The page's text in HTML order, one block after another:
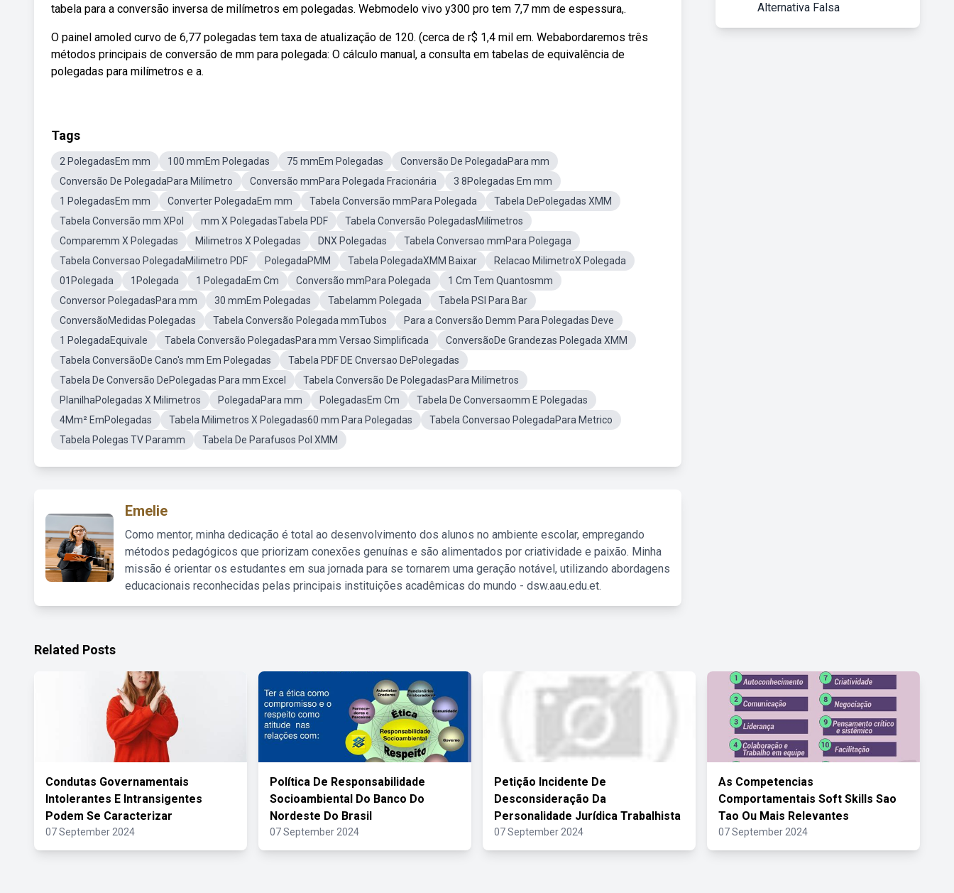
tabela para a conversão inversa de milímetros em polegadas. Webmodelo vivo y300 pro tem 7,7 mm de espessura,.
O painel amoled curvo de 6,77 polegadas tem taxa de atualização de 120. (cerca de r$ 1,4 mil em. Webabordaremos três
métodos principais de conversão de mm para polegada: O cálculo manual, a consulta em tabelas de equivalência de
polegadas para milímetros e a.
Tags
2 PolegadasEm mm 100 mmEm Polegadas 75 mmEm Polegadas
Conversão De PolegadaPara mm
Conversão De PolegadaPara Milímetro
Conversão mmPara Polegada Fracionária
3 8Polegadas Em mm
1 PolegadasEm mm
Converter PolegadaEm mm Tabela Conversão mmPara Polegada
Tabela DePolegadas XMM
Tabela Conversão mm XPol
mm X PolegadasTabela PDF
Tabela Conversão PolegadasMilímetros
Comparemm X Polegadas
Milimetros X Polegadas DNX Polegadas
Tabela Conversao mmPara Polegaga
Tabela Conversao PolegadaMilimetro PDF
PolegadaPMM Tabela PolegadaXMM Baixar
Relacao MilimetroX Polegada
01Polegada
1Polegada 1 PolegadaEm Cm Conversão mmPara Polegada
1 Cm Tem Quantosmm
Conversor PolegadasPara mm
30 mmEm Polegadas Tabelamm Polegada
Tabela PSI Para Bar
ConversãoMedidas Polegadas
Tabela Conversão Polegada mmTubos
Para a Conversão Demm Para Polegadas Deve
1 PolegadaEquivale
Tabela Conversão PolegadasPara mm Versao Simplificada
ConversãoDe Grandezas Polegada XMM
Tabela ConversãoDe Cano's mm Em Polegadas
Tabela PDF DE Cnversao DePolegadas
Tabela De Conversão DePolegadas Para mm Excel
Tabela Conversão De PolegadasPara Milímetros
PlanilhaPolegadas X Milimetros
PolegadaPara mm PolegadasEm Cm
Tabela De Conversaomm E Polegadas
4Mm² EmPolegadas
Tabela Milimetros X Polegadas60 mm Para Polegadas
Tabela Conversao PolegadaPara Metrico
Tabela Polegas TV Paramm
Tabela De Parafusos Pol XMM
Emelie
Como mentor, minha dedicação é total ao desenvolvimento dos alunos no ambiente escolar, empregando
métodos pedagógicos que priorizam conexões genuínas e são alimentados por criatividade e paixão. Minha
missão é orientar os estudantes em sua jornada para se tornarem uma geração notável, utilizando abordagens
educacionais reconhecidas pelas principais instituições acadêmicas do mundo - dsw.aau.edu.et.
Alternativa Falsa
Related Posts
Condutas Governamentais
Intolerantes E Intransigentes
Podem Se Caracterizar
07 September 2024
Política De Responsabilidade
Socioambiental Do Banco Do
Nordeste Do Brasil
07 September 2024
Petição Incidente De
Desconsideração Da
Personalidade Jurídica Trabalhista
07 September 2024
As Competencias
Comportamentais Soft Skills Sao
Tao Ou Mais Relevantes
07 September 2024